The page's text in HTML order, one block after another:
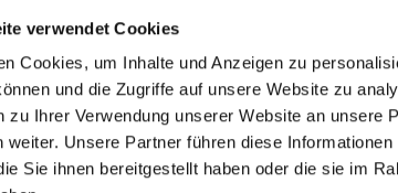
verwendet Cookies
Cookies, um Inhalte und Anzeigen zu
und die Zugriffe auf unsere Website zu
zu Ihrer Verwendung unserer Website an unsere
weiter. Unsere Partner führen diese
Sie ihnen bereitgestellt haben oder die sie im
Katholische Kirchengemeinde / Pfarrei St.
Am Kiesteich 50,
030 – 373
info@st-johannes-
Kontakt|Impressum |